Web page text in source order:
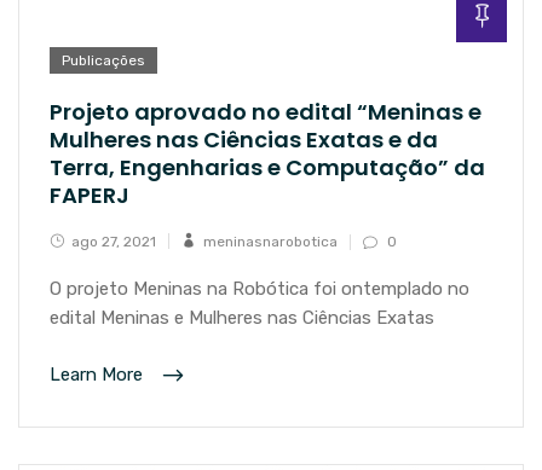
Publicações
Projeto aprovado no edital “Meninas e
Mulheres nas Ciências Exatas e da
Terra, Engenharias e Computação” da
FAPERJ
ago 27, 2021 meninasnarobotica 0
O projeto Meninas na Robótica foi ontemplado no
edital Meninas e Mulheres nas Ciências Exatas
Learn More